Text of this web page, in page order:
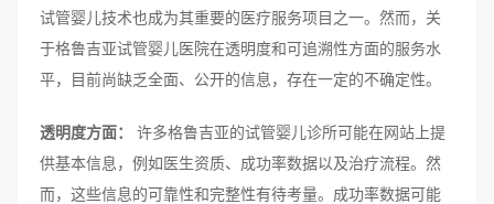
试管婴儿技术也成为其重要的医疗服务项目之一。然而，关
于格鲁吉亚试管婴儿医院在透明度和可追溯性方面的服务水
平，目前尚缺乏全面、公开的信息，存在一定的不确定性。
透明度方面：
许多格鲁吉亚的试管婴儿诊所可能在网站上提
供基本信息，例如医生资质、成功率数据以及治疗流程。然
而，这些信息的可靠性和完整性有待考量。成功率数据可能